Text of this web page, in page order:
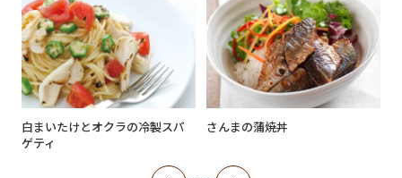
白まいたけとオクラの冷製スパ
ゲティ
さんまの蒲焼丼